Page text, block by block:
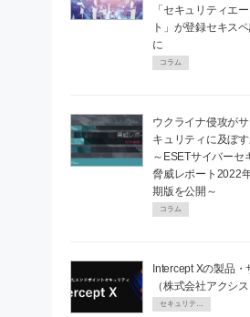
「セキュリティエ
ト」が登録セキス
に
コラム
ウクライナ侵攻が
キュリティに及ぼ
～ESETサイバーセ
脅威レポート2022
期版を公開～
コラム
Intercept Xの製品・
（株式会社アクシス
セキュリティPR